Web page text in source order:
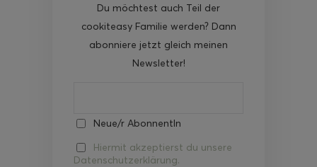
Du möchtest auch Teil der
cookiteasy Familie werden? Dann
abonniere jetzt gleich meinen
Newsletter!
Neue/r AbonnentIn
Hiermit akzeptierst du unsere
Datenschutzerklärung.